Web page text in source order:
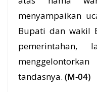
menyampaikan
Bupati dan wakil
pemerintahan,
tandasnya. (M-04)